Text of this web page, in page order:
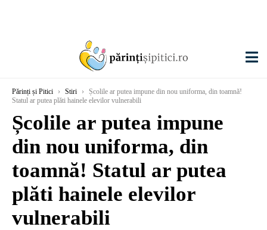
Părinți și Pitici › Stiri ›
Școlile ar putea impune din nou uniforma, din toamnă!
Statul ar putea plăti hainele elevilor vulnerabili
Școlile ar putea impune
din nou uniforma, din
toamnă! Statul ar putea
plăti hainele elevilor
vulnerabili